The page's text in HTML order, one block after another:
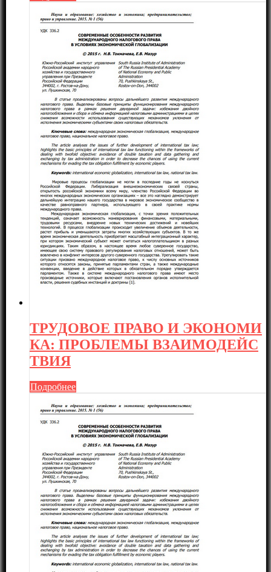
ТРУДОВОЕ ПРАВО И ЭКОНОМИ
КА: ПРОБЛЕМЫ ВЗАИМОДЕЙС
ТВИЯ
Подробнее